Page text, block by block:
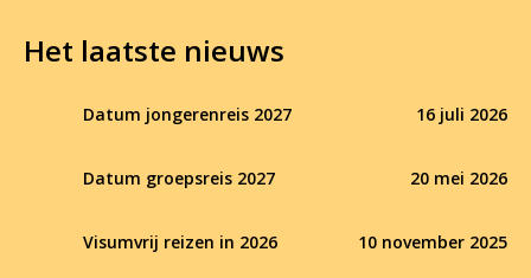
Het laatste nieuws
Datum jongerenreis 2027 16 juli 2026
Datum groepsreis 2027 20 mei 2026
Visumvrij reizen in 2026 10 november 2025